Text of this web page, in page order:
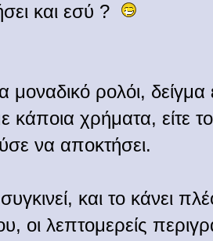
και εσύ ?
μοναδικό ρολόι, δείγμα
κάποια χρήματα, είτε
να αποκτήσει.
και το κάνει
οι λεπτομερείς